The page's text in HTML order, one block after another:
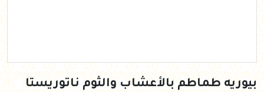
بيوريه طماطم بالأعشاب والثوم ناتوريستا